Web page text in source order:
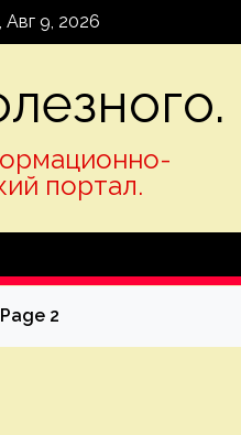
Авг 9, 2026
портал.
Page 2